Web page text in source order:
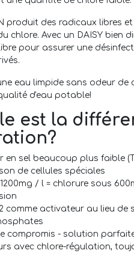
produit des radicaux libres
chlore. Avec un DAISY bien
pour assurer une
eau limpide sans odeur de
d'eau potable!
est la
en sel beaucoup plus faible
de cellules spéciales
/ l = chlorure sous
comme activateur au lieu de
compromis - solution
avec chlore-régulation,